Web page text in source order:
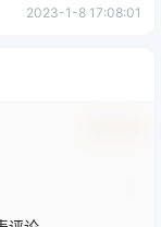
2023-1-8 17:08:01